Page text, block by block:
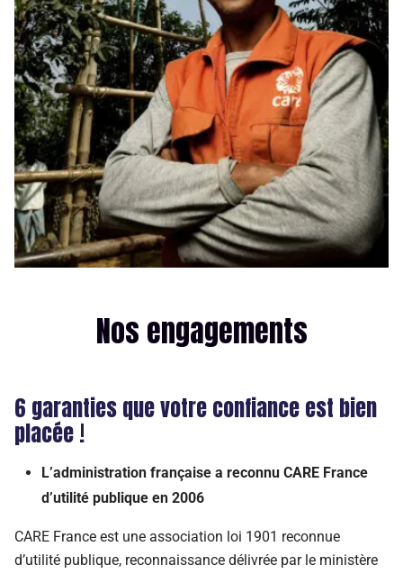
Nos engagements
6 garanties que votre confiance est bien
placée !
L’administration française a reconnu CARE France
d’utilité publique en 2006
CARE France est une association loi 1901 reconnue
d’utilité publique, reconnaissance délivrée par le ministère